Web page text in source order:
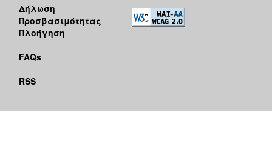
Δήλωση
Προσβασιμότητας
Πλοήγηση
FAQs
RSS